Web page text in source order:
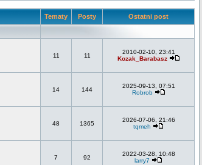
Tematy Posty Ostatni post
11 11
2010-02-10, 23:41
Kozak_Barabasz
14 144
2025-09-13, 07:51
Robrob
48 1365
2026-07-06, 21:46
tqmeh
7 92
2022-03-28, 10:48
larry7